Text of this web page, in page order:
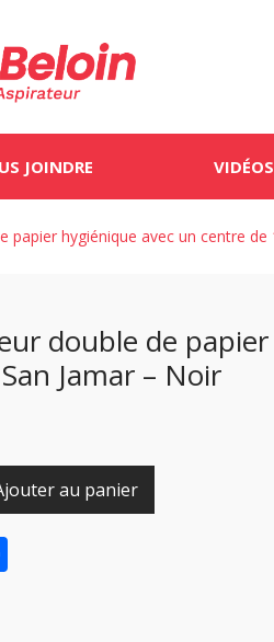
JOINDRE VIDÉOS
papier hygiénique avec un centre de
double de
Jamar – Noir
au panier
Share